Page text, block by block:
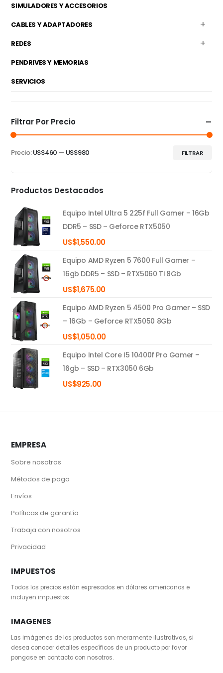
SIMULADORES Y ACCESORIOS
CABLES Y ADAPTADORES
REDES
PENDRIVES Y MEMORIAS
SERVICIOS
Filtrar Por Precio
mínimo
máximo
FILTRAR
Precio:US$460 — US$980
Productos Destacados
Equipo Intel Ultra 5 225f Full Gamer – 16Gb
DDR5 – SSD – Geforce RTX5050
US$1,550.00
Equipo AMD Ryzen 5 7600 Full Gamer –
16gb DDR5 – SSD – RTX5060 Ti 8Gb
US$1,675.00
Equipo AMD Ryzen 5 4500 Pro Gamer – SSD
– 16Gb – Geforce RTX5050 8Gb
US$1,050.00
Equipo Intel Core I5 10400f Pro Gamer –
16gb – SSD – RTX3050 6Gb
US$925.00
EMPRESA
Sobre nosotros
Métodos de pago
Envíos
Políticas de garantía
Trabaja con nosotros
Privacidad
IMPUESTOS
Todos los precios están expresados en dólares americanos e
incluyen impuestos
IMAGENES
Las imágenes de los productos son meramente ilustrativas, si
desea conocer detalles específicos de un producto por favor
pongase en contacto con nosotros.